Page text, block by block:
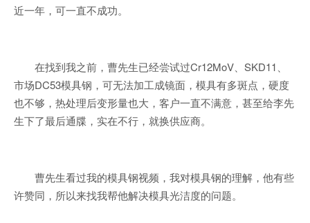
近一年，可一直不成功。
在找到我之前，曹先生已经尝试过Cr12MoV、SKD11、
市场DC53模具钢，可无法加工成镜面，模具有多斑点，硬度
也不够，热处理后变形量也大，客户一直不满意，甚至给李先
生下了最后通牒，实在不行，就换供应商。
曹先生看过我的模具钢视频，我对模具钢的理解，他有些
许赞同，所以来找我帮他解决模具光洁度的问题。